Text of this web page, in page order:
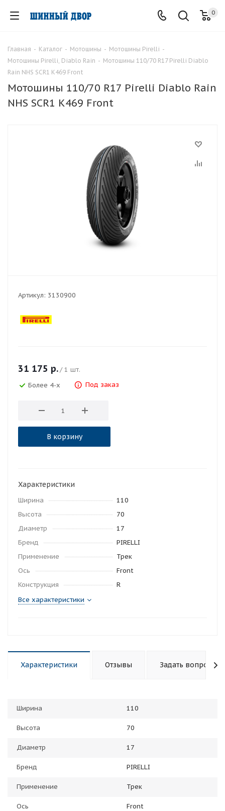
0
Главная - Каталог - Мотошины - Мотошины Pirelli -
Мотошины Pirelli, Diablo Rain - Мотошины 110/70 R17 Pirelli Diablo
Rain NHS SCR1 K469 Front
Мотошины 110/70 R17 Pirelli Diablo Rain
NHS SCR1 K469 Front
Артикул: 3130900
31 175 р./ 1 шт.
Более 4-х
Под заказ
В корзину
Характеристики
Ширина
110
Высота
70
Диаметр
17
Бренд
PIRELLI
Применение
Трек
Ось
Front
Конструкция
R
Все характеристики
Характеристики Отзывы Задать вопрос
Ширина 110
Высота 70
Диаметр 17
Бренд PIRELLI
Применение Трек
Ось Front